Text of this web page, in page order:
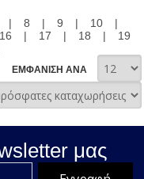
| 8 | 9 | 10
|
16 | 17 | 18 |
19
ΕΜΦΑΝΙΣΗ ΑΝΑ
μας